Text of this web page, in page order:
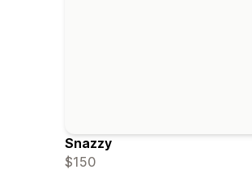
Snazzy
$150